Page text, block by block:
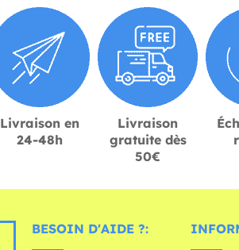
Livraison en
24-48h
Livraison
gratuite dès
50€
BESOIN D'AIDE ?: